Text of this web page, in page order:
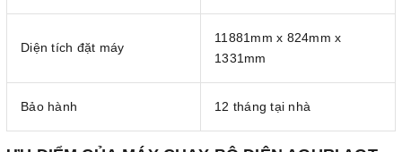
Diện tích đặt máy
11881mm x 824mm x
1331mm
Bảo hành 12 tháng tại nhà